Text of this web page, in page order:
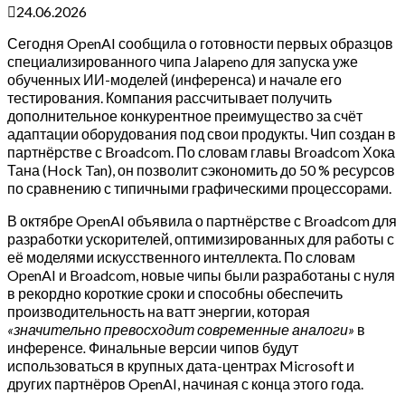
24.06.2026
Сегодня OpenAI сообщила о готовности первых образцов
специализированного чипа Jalapeno для запуска уже
обученных ИИ-моделей (инференса) и начале его
тестирования. Компания рассчитывает получить
дополнительное конкурентное преимущество за счёт
адаптации оборудования под свои продукты. Чип создан в
партнёрстве с Broadcom. По словам главы Broadcom Хока
Тана (Hock Tan), он позволит сэкономить до 50 % ресурсов
по сравнению с типичными графическими процессорами.
В октябре OpenAI объявила о партнёрстве с Broadcom для
разработки ускорителей, оптимизированных для работы с
её моделями искусственного интеллекта. По словам
OpenAI и Broadcom, новые чипы были разработаны с нуля
в рекордно короткие сроки и способны обеспечить
производительность на ватт энергии, которая
«значительно превосходит современные аналоги» в
инференсе. Финальные версии чипов будут
использоваться в крупных дата-центрах Microsoft и
других партнёров OpenAI, начиная с конца этого года.